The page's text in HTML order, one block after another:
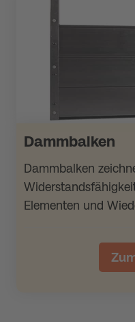
Dammbalken
Dammbalken
Elementen und